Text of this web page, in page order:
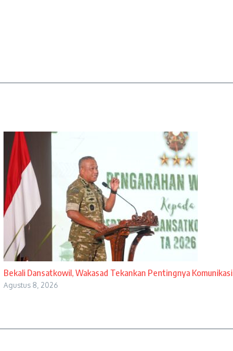
Bekali Dansatkowil, Wakasad Tekankan Pentingnya Komunikasi
Agustus 8, 2026